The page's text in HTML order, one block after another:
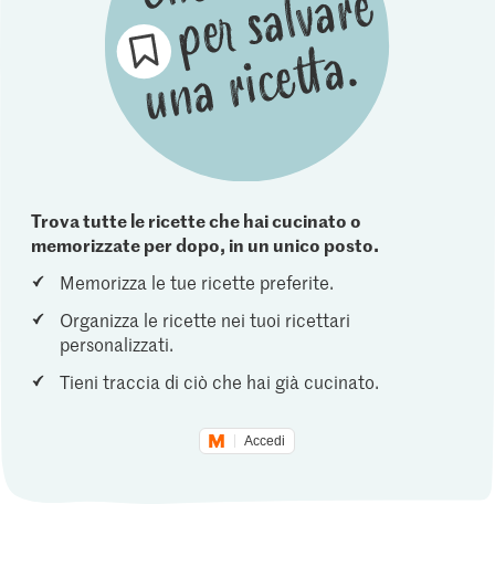
Trova tutte le ricette che hai cucinato o
memorizzate per dopo, in un unico posto.
Memorizza le tue ricette preferite.
Organizza le ricette nei tuoi ricettari
personalizzati.
Tieni traccia di ciò che hai già cucinato.
Accedi